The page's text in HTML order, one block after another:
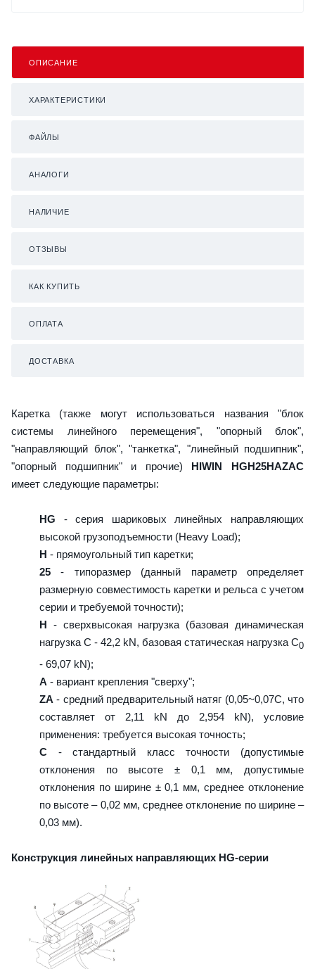
ОПИСАНИЕ
ХАРАКТЕРИСТИКИ
ФАЙЛЫ
АНАЛОГИ
НАЛИЧИЕ
ОТЗЫВЫ
КАК КУПИТЬ
ОПЛАТА
ДОСТАВКА
Каретка (также могут использоваться названия "блок
системы линейного перемещения", "опорный блок",
"направляющий блок", "танкетка", "линейный подшипник",
"опорный подшипник" и прочие) HIWIN HGH25HAZAC
имеет следующие параметры:
HG - серия шариковых линейных направляющих
высокой грузоподъемности (Heavy Load);
H - прямоугольный тип каретки;
25 - типоразмер (данный параметр определяет
размерную совместимость каретки и рельса с учетом
серии и требуемой точности);
H - сверхвысокая нагрузка (базовая динамическая
нагрузка C - 42,2 kN, базовая статическая нагрузка С0
- 69,07 kN);
A - вариант крепления "сверху";
ZA - средний предварительный натяг (0,05~0,07C, что
составляет от 2,11 kN до 2,954 kN), условие
применения: требуется высокая точность;
C - стандартный класс точности (допустимые
отклонения по высоте ± 0,1 мм, допустимые
отклонения по ширине ± 0,1 мм, среднее отклонение
по высоте – 0,02 мм, среднее отклонение по ширине –
0,03 мм).
Конструкция линейных направляющих HG-серии